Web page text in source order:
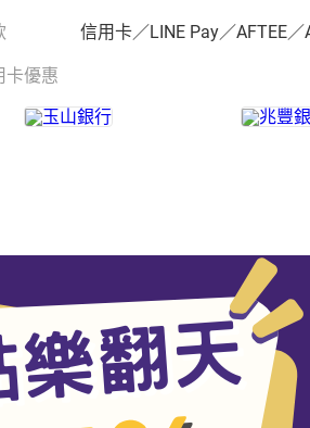
信用卡／LINE Pay／AFTEE／
卡優惠